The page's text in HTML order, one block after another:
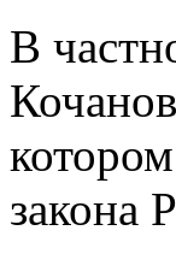
В
закона